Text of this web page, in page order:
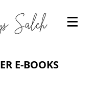
E-BOOKS